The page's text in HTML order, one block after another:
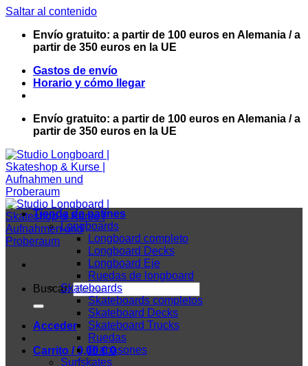
Saltar al contenido
Envío gratuito: a partir de 100 euros en Alemania / a
partir de 350 euros en la UE
Gastos de envío
Horario y cómo llegar
Envío gratuito: a partir de 100 euros en Alemania / a
partir de 350 euros en la UE
Buscar:
Acceder
Carrito /0,00€ 0
Tienda de patines
Longboards
Longboard completo
Longboard Decks
Longboard Eje
Ruedas de longboard
Skateboards
Skateboards completos
Skateboard Decks
Skateboard Trucks
Ruedas
Diapasones
Surfskates